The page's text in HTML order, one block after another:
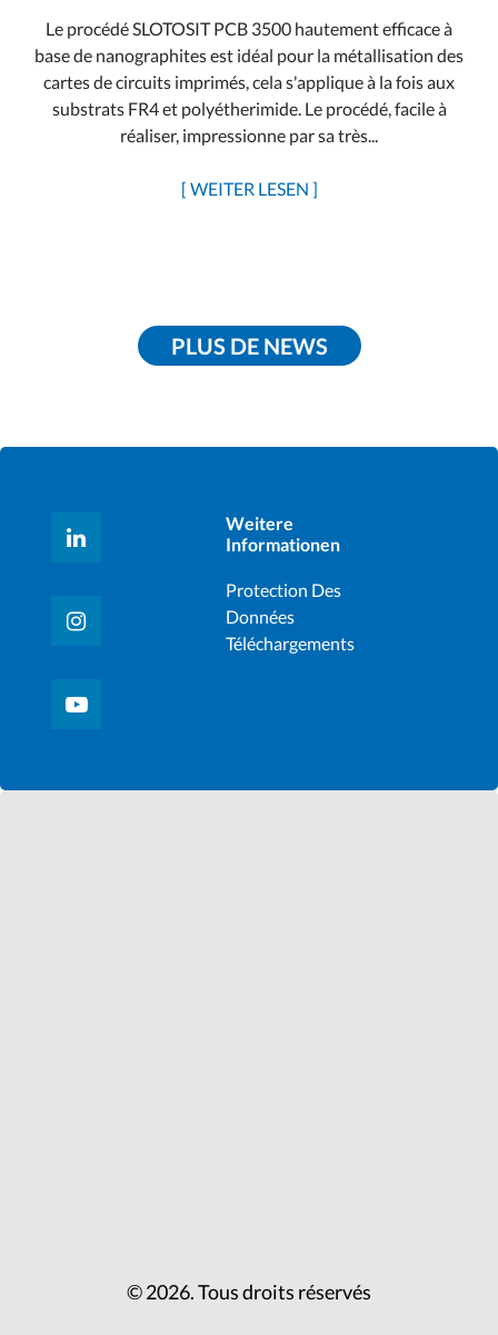
Le procédé SLOTOSIT PCB 3500 hautement efficace à
base de nanographites est idéal pour la métallisation des
cartes de circuits imprimés, cela s'applique à la fois aux
substrats FR4 et polyétherimide. Le procédé, facile à
réaliser, impressionne par sa très...
[ WEITER LESEN ]
PLUS DE NEWS
Weitere
Informationen
Protection Des
Données
Téléchargements
© 2026. Tous droits réservés